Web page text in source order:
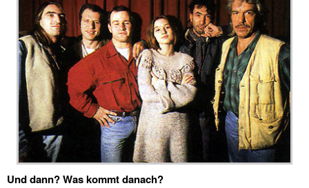
Und dann? Was kommt danach?